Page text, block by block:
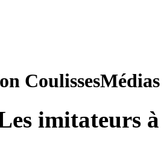
CoulissesMédias
imitateurs